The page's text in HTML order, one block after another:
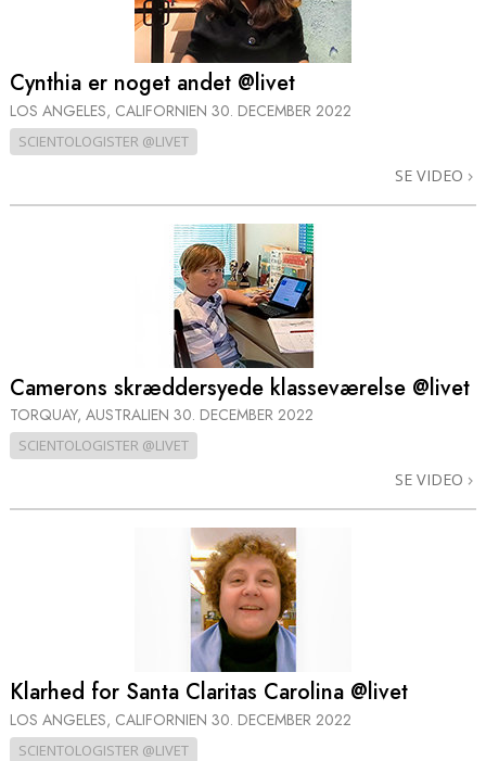
Cynthia er noget andet @livet
LOS ANGELES, CALIFORNIEN 30. DECEMBER 2022
SCIENTOLOGISTER @LIVET
SE VIDEO
Camerons skræddersyede klasseværelse @livet
TORQUAY, AUSTRALIEN 30. DECEMBER 2022
SCIENTOLOGISTER @LIVET
SE VIDEO
Klarhed for Santa Claritas Carolina @livet
LOS ANGELES, CALIFORNIEN 30. DECEMBER 2022
SCIENTOLOGISTER @LIVET